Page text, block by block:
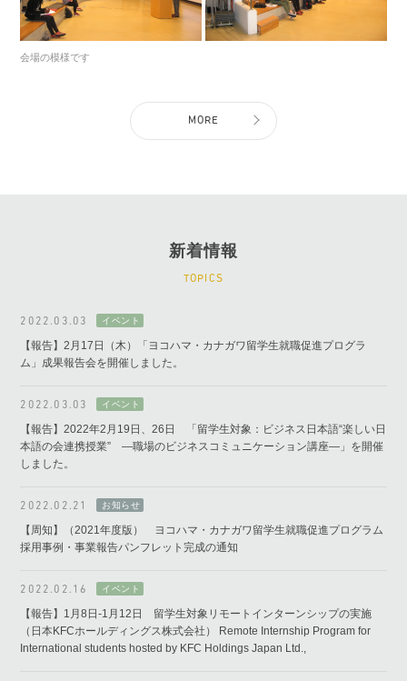
会場の模様です
MORE
新着情報
TOPICS
2022.03.03
【報告】2月17日（木）「ヨコハマ・カナガワ留学生就職促進プログラ
ム」成果報告会を開催しました。
2022.03.03
【報告】2022年2月19日、26日 「留学生対象：ビジネス日本語“楽しい日
本語の会連携授業” ―職場のビジネスコミュニケーション講座―」を開催
しました。
2022.02.21
【周知】（2021年度版） ヨコハマ・カナガワ留学生就職促進プログラム
採用事例・事業報告パンフレット完成の通知
2022.02.16
【報告】1月8日-1月12日 留学生対象リモートインターンシップの実施
（日本KFCホールディングス株式会社） Remote Internship Program for
International students hosted by KFC Holdings Japan Ltd.,